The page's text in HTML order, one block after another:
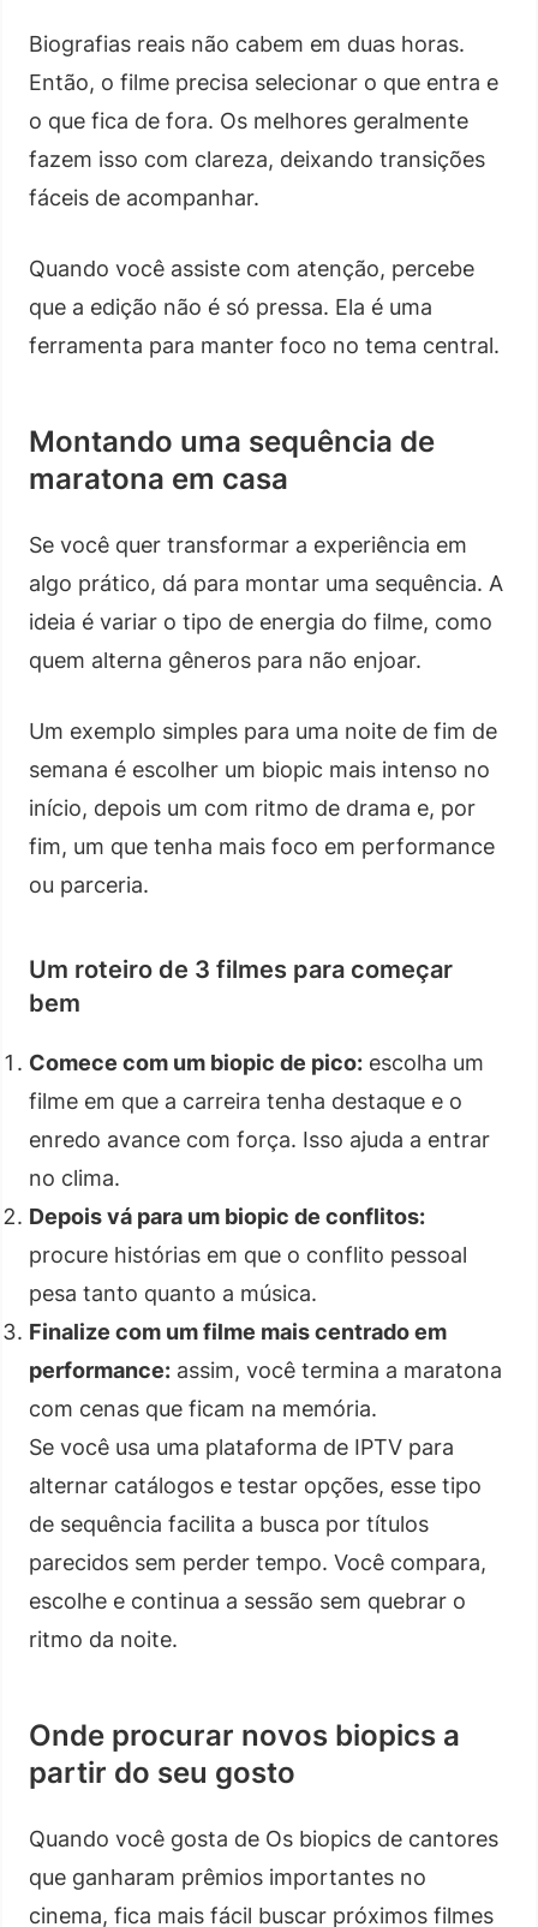
Biografias reais não cabem em duas horas.
Então, o filme precisa selecionar o que entra e
o que fica de fora. Os melhores geralmente
fazem isso com clareza, deixando transições
fáceis de acompanhar.
Quando você assiste com atenção, percebe
que a edição não é só pressa. Ela é uma
ferramenta para manter foco no tema central.
Montando uma sequência de
maratona em casa
Se você quer transformar a experiência em
algo prático, dá para montar uma sequência. A
ideia é variar o tipo de energia do filme, como
quem alterna gêneros para não enjoar.
Um exemplo simples para uma noite de fim de
semana é escolher um biopic mais intenso no
início, depois um com ritmo de drama e, por
fim, um que tenha mais foco em performance
ou parceria.
Um roteiro de 3 filmes para começar
bem
Comece com um biopic de pico: escolha um
filme em que a carreira tenha destaque e o
enredo avance com força. Isso ajuda a entrar
no clima.
Depois vá para um biopic de conflitos:
procure histórias em que o conflito pessoal
pesa tanto quanto a música.
Finalize com um filme mais centrado em
performance: assim, você termina a maratona
com cenas que ficam na memória.
Se você usa uma plataforma de IPTV para
alternar catálogos e testar opções, esse tipo
de sequência facilita a busca por títulos
parecidos sem perder tempo. Você compara,
escolhe e continua a sessão sem quebrar o
ritmo da noite.
Onde procurar novos biopics a
partir do seu gosto
Quando você gosta de Os biopics de cantores
que ganharam prêmios importantes no
cinema, fica mais fácil buscar próximos filmes